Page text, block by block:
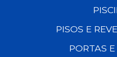
PISOS E
PORTAS